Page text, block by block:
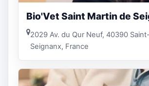
Bio'Vet Saint Martin de
2029 Av. du Qur Neuf, 40390
Seignanx, France